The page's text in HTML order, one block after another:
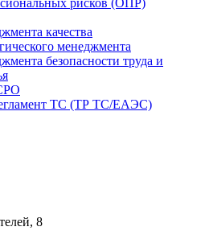
рисков (ОПР)
качества
менеджмента
безопасности труда и
ТС (ТР ТС/ЕАЭС)
8